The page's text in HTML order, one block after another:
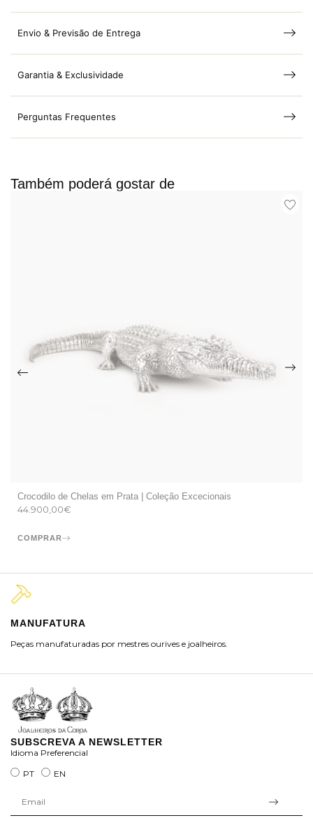
Envio & Previsão de Entrega
Garantia & Exclusividade
Perguntas Frequentes
Também poderá gostar de
Crocodilo de Chelas em Prata | Coleção Excecionais
44.900,00€
COMPRAR
MANUFATURA
Peças manufaturadas por mestres ourives e joalheiros.
SUBSCREVA A NEWSLETTER
Idioma Preferencial
PT
EN